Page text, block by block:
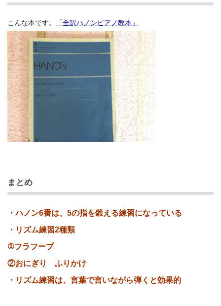
こんな本です。 「全訳ハノンピアノ教本」
まとめ
・ハノン6番は、5の指を鍛える練習になっている
・リズム練習2種類
①フラフープ
②おにぎり ふりかけ
・リズム練習は、言葉で言いながら弾くと効果的